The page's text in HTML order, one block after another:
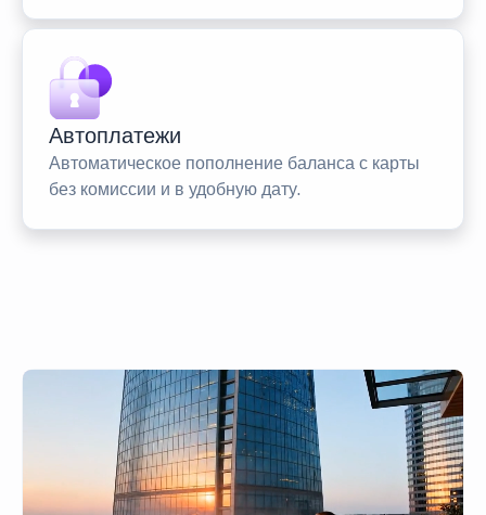
Автоплатежи
Автоматическое пополнение баланса с карты
без комиссии и в удобную дату.